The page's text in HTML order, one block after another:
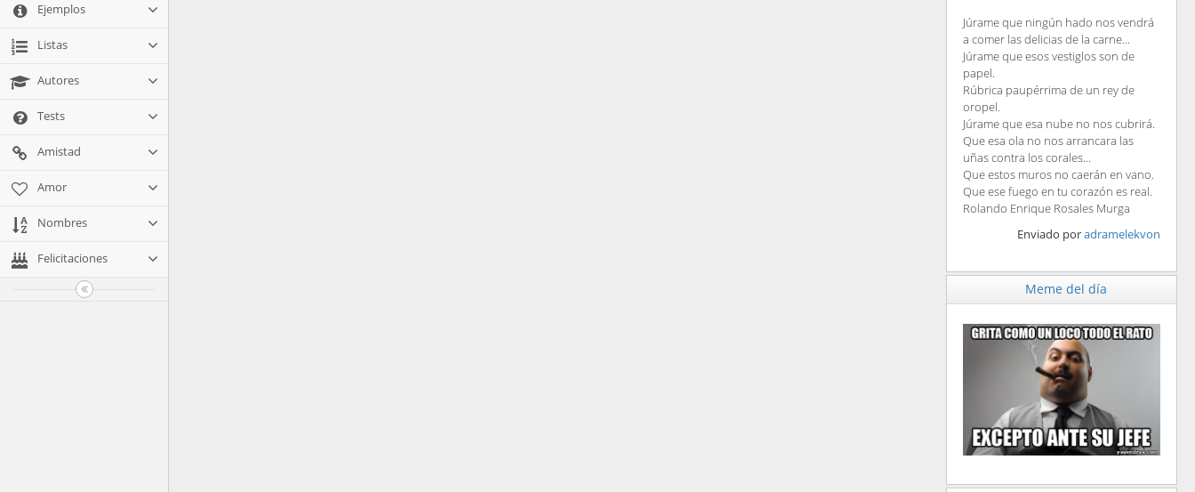
Ejemplos
Listas
Autores
Tests
Amistad
Amor
Nombres
Felicitaciones
Júrame que ningún hado nos vendrá
a comer las delicias de la carne...
Júrame que esos vestiglos son de
papel.
Rúbrica paupérrima de un rey de
oropel.
Júrame que esa nube no nos cubrirá.
Que esa ola no nos arrancara las
uñas contra los corales...
Que estos muros no caerán en vano.
Que ese fuego en tu corazón es real.
Rolando Enrique Rosales Murga
Enviado poradramelekvon
Meme del día